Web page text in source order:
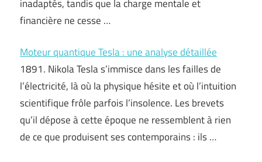
inadaptés, tandis que la charge mentale et
financière ne cesse …
Moteur quantique Tesla : une analyse détaillée
1891. Nikola Tesla s’immisce dans les failles de
l’électricité, là où la physique hésite et où l’intuition
scientifique frôle parfois l’insolence. Les brevets
qu’il dépose à cette époque ne ressemblent à rien
de ce que produisent ses contemporains : ils …